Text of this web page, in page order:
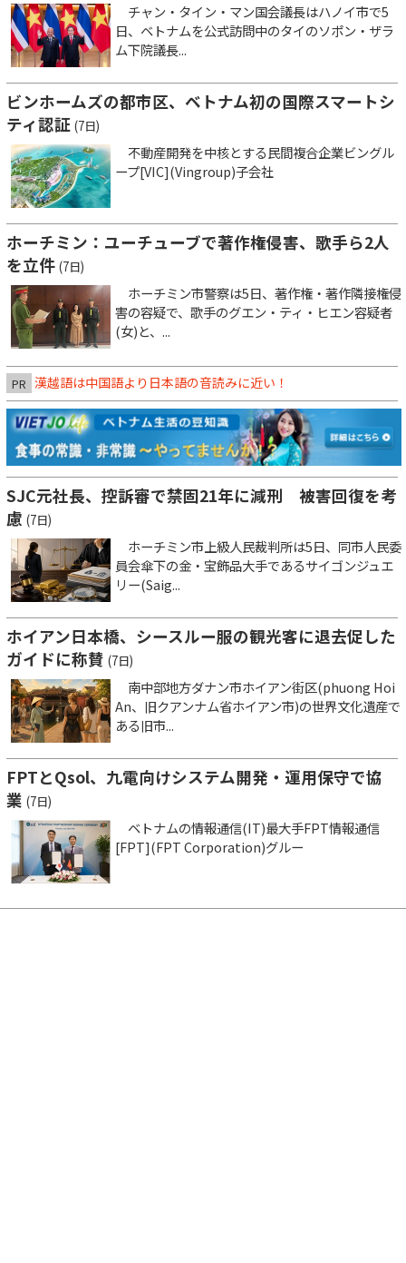
チャン・タイン・マン国会議長はハノイ市で5
日、ベトナムを公式訪問中のタイのソポン・ザラ
ム下院議長...
ビンホームズの都市区、ベトナム初の国際スマートシ
ティ認証 (7日)
不動産開発を中核とする民間複合企業ビングル
ープ[VIC](Vingroup)子会社
ホーチミン：ユーチューブで著作権侵害、歌手ら2人
を立件 (7日)
ホーチミン市警察は5日、著作権・著作隣接権侵
害の容疑で、歌手のグエン・ティ・ヒエン容疑者
(女)と、...
PR 漢越語は中国語より日本語の音読みに近い！
SJC元社長、控訴審で禁固21年に減刑 被害回復を考
慮 (7日)
ホーチミン市上級人民裁判所は5日、同市人民委
員会傘下の金・宝飾品大手であるサイゴンジュエ
リー(Saig...
ホイアン日本橋、シースルー服の観光客に退去促した
ガイドに称賛 (7日)
南中部地方ダナン市ホイアン街区(phuong Hoi
An、旧クアンナム省ホイアン市)の世界文化遺産で
ある旧市...
FPTとQsol、九電向けシステム開発・運用保守で協
業 (7日)
ベトナムの情報通信(IT)最大手FPT情報通信
[FPT](FPT Corporation)グルー